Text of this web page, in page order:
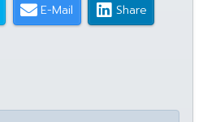
E-Mail Share